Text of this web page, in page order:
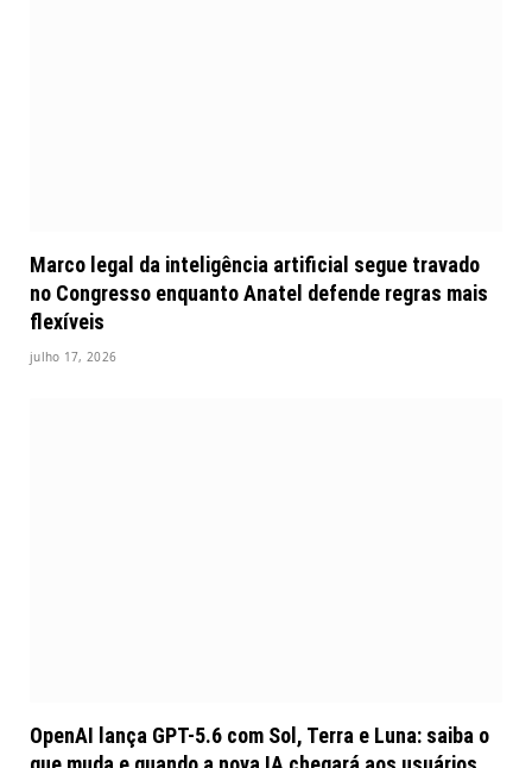
Marco legal da inteligência artificial segue travado
no Congresso enquanto Anatel defende regras mais
flexíveis
julho 17, 2026
OpenAI lança GPT-5.6 com Sol, Terra e Luna: saiba o